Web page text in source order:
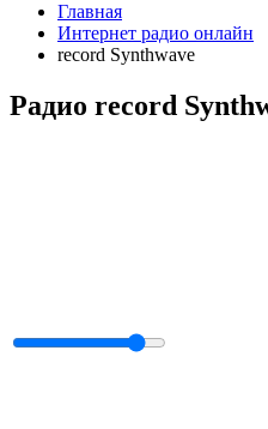
Главная
Интернет радио онлайн
record Synthwave
Радио record